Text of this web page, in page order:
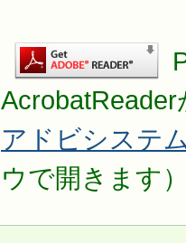
アドビシステ
ウで開きます